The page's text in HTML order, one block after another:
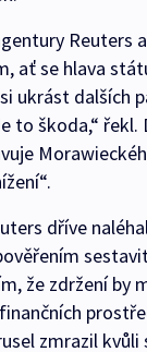
Reuters
ať se hlava
ukrást dalších
to škoda,“ řekl.
dříve
že zdržení by
zmrazil